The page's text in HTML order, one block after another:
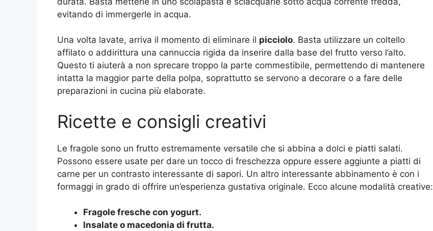
evitando di immergerle in acqua.
Una volta lavate, arriva il momento di eliminare il picciolo. Basta utilizzare un coltello
affilato o addirittura una cannuccia rigida da inserire dalla base del frutto verso l’alto.
Questo ti aiuterà a non sprecare troppo la parte commestibile, permettendo di mantenere
intatta la maggior parte della polpa, soprattutto se servono a decorare o a fare delle
preparazioni in cucina più elaborate.
Ricette e consigli creativi
Le fragole sono un frutto estremamente versatile che si abbina a dolci e piatti salati.
Possono essere usate per dare un tocco di freschezza oppure essere aggiunte a piatti di
carne per un contrasto interessante di sapori. Un altro interessante abbinamento è con i
formaggi in grado di offrire un’esperienza gustativa originale. Ecco alcune modalità creative:
Fragole fresche con yogurt.
Insalate o macedonia di frutta.